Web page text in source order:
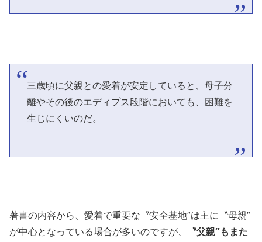
三歳頃に父親との愛着が安定していると、母子分
離やその後のエディプス段階においても、困難を
生じにくいのだ。
著書の内容から、愛着で重要な〝安全基地″は主に〝母親″
が中心となっている場合が多いのですが、
〝父親″もまた